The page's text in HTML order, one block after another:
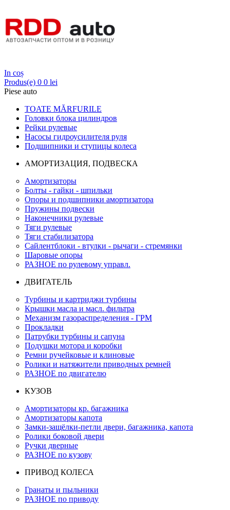
In coș
Produs(e) 0 0 lei
Piese auto
TOATE MĂRFURILE
Головки блока цилиндров
Рейки рулевые
Насосы гидроусилителя руля
Подшипники и ступицы колеса
АМОРТИЗАЦИЯ, ПОДВЕСКА
Амортизаторы
Болты - гайки - шпильки
Опоры и подшипники амортизатора
Пружины подвески
Наконечники рулевые
Тяги рулевые
Тяги стабилизатора
Сайлентблоки - втулки - рычаги - стремянки
Шаровые опоры
РАЗНОЕ по рулевому управл.
ДВИГАТЕЛЬ
Турбины и картриджи турбины
Крышки масла и масл. фильтра
Механизм газораспределения - ГРМ
Прокладки
Патрубки турбины и сапуна
Подушки мотора и коробки
Ремни ручейковые и клиновые
Ролики и натяжители приводных ремней
РАЗНОЕ по двигателю
КУЗОВ
Амортизаторы кр. багажника
Амортизаторы капота
Замки-защёлки-петли двери, багажника, капота
Ролики боковой двери
Ручки дверные
РАЗНОЕ по кузову
ПРИВОД КОЛЕСА
Гранаты и пыльники
РАЗНОЕ по приводу